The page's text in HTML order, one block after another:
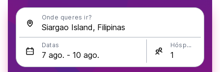
Onde queres ir?
Datas Hóspedes